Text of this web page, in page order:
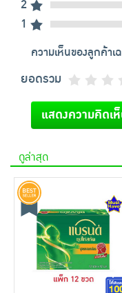
2
1
ความเห็นของลูกค้าเ
ยอดรวม
แสดงความคิดเ
ดูล่าสุด